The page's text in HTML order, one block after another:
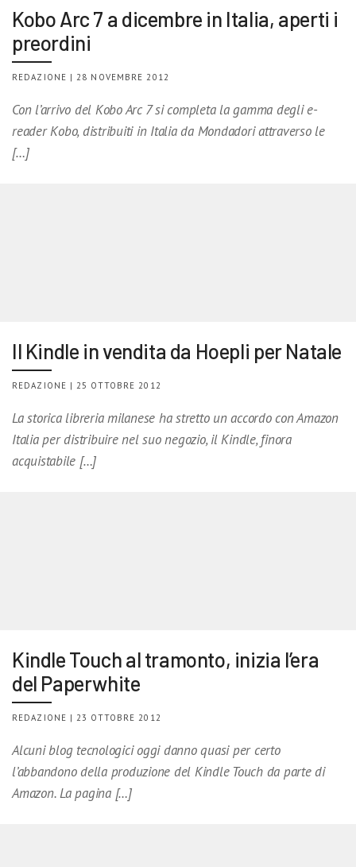
Kobo Arc 7 a dicembre in Italia, aperti i
preordini
REDAZIONE | 28 NOVEMBRE 2012
Con l’arrivo del Kobo Arc 7 si completa la gamma degli e-
reader Kobo, distribuiti in Italia da Mondadori attraverso le
[…]
Il Kindle in vendita da Hoepli per Natale
REDAZIONE | 25 OTTOBRE 2012
La storica libreria milanese ha stretto un accordo con Amazon
Italia per distribuire nel suo negozio, il Kindle, finora
acquistabile […]
Kindle Touch al tramonto, inizia l’era
del Paperwhite
REDAZIONE | 23 OTTOBRE 2012
Alcuni blog tecnologici oggi danno quasi per certo
l’abbandono della produzione del Kindle Touch da parte di
Amazon. La pagina […]